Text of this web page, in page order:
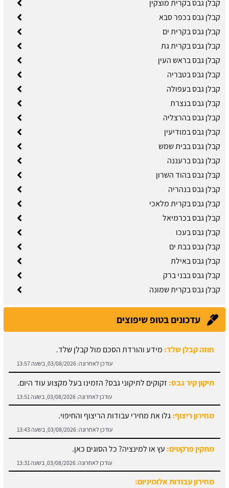
קבלן גבס בקרית מוצקין
קבלן גבס בכפר סבא
קבלן גבס בקרית ים
קבלן גבס בקרית גת
קבלן גבס בראש העין
קבלן גבס בטבריה
קבלן גבס בעפולה
קבלן גבס בנצרת
קבלן גבס בהרצליה
קבלן גבס במודיעין
קבלן גבס בבית שמש
קבלן גבס ברעננה
קבלן גבס בהוד השרון
קבלן גבס בנהריה
קבלן גבס בקרית מלאכי
קבלן גבס בכרמיאל
קבלן גבס בעכו
קבלן גבס בבת ים
קבלן גבס באילת
קבלן גבס בבני ברק
קבלן גבס בקרית שמונה
עדכונים בטופ שיפוצים
חוזה קבלן שלד: מידע והורדת הסכם מול קבלן שלד.
עודכן לאחרונה: 03/08/2026, בשעה 13:57
תיקון קיר גבס: זקוקים לתיקוני גבס? הזמינו בעל מקצוע עוד היום.
עודכן לאחרונה: 03/08/2026, בשעה 13:51
מחירון ריצוף:גלו את מחירי עבודות הריצוף והחיפוי.
עודכן לאחרונה: 03/08/2026, בשעה 13:43
מתקין פרקטים: עץ או למינציה? כל הסוגים כאן.
עודכן לאחרונה: 03/08/2026, בשעה 13:31
מחירון עבודות אלומיניום: